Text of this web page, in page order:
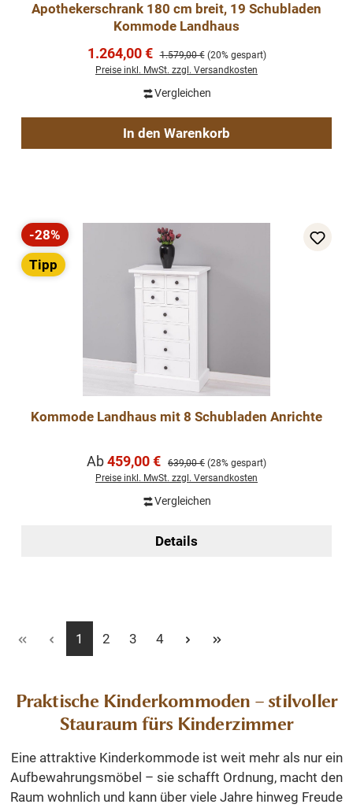
Apothekerschrank 180 cm breit, 19 Schubladen
Kommode Landhaus
Verkaufspreis:
1.264,00 € Regulärer Preis:
1.579,00 € (20% gespart)
Preise inkl. MwSt. zzgl. Versandkosten
Vergleichen
In den Warenkorb
Rabatt
-28%
Tipp
Kommode Landhaus mit 8 Schubladen Anrichte
Verkaufspreis:
Ab459,00 € Regulärer Preis:
639,00 € (28% gespart)
Preise inkl. MwSt. zzgl. Versandkosten
Vergleichen
Details
Seite
1 Seite
2 Seite
3 Seite
4
Praktische Kinderkommoden – stilvoller
Stauraum fürs Kinderzimmer
Eine attraktive Kinderkommode ist weit mehr als nur ein
Aufbewahrungsmöbel – sie schafft Ordnung, macht den
Raum wohnlich und kann über viele Jahre hinweg Freude